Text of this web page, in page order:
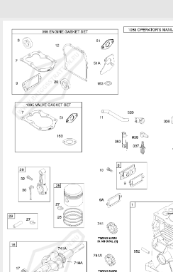
2 Стартер,
маховик 09K432-